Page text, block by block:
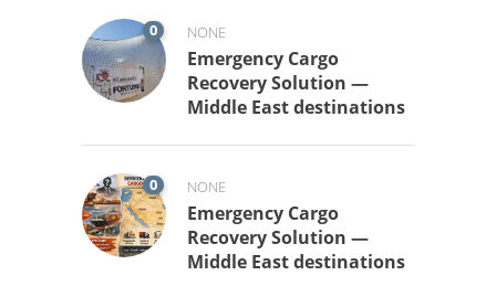
0 NONE
Emergency Cargo
Recovery Solution —
Middle East destinations
0 NONE
Emergency Cargo
Recovery Solution —
Middle East destinations